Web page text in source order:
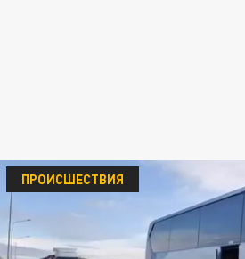
ПРОИСШЕСТВИЯ